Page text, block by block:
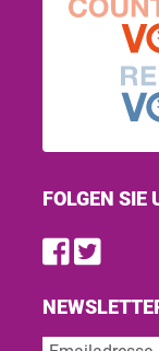
FOLGEN SIE
Find